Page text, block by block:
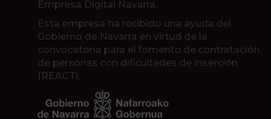
Empresa Digital Navarra.
Esta empresa ha recibido una ayuda del
Gobierno de Navarra en virtud de la
convocatoria para el fomento de contratación
de personas con dificultades de inserción
(REACT).